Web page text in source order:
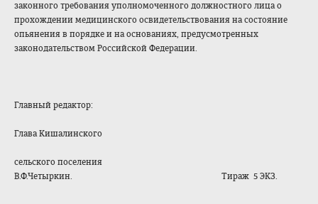
законного требования уполномоченного должностного лица о
прохождении медицинского освидетельствования на состояние
опьянения в порядке и на основаниях, предусмотренных
законодательством Российской Федерации.
Главный редактор:
Глава Кишалинского
сельского поселения
В.Ф.Четыркин. Тираж 5 ЭКЗ.